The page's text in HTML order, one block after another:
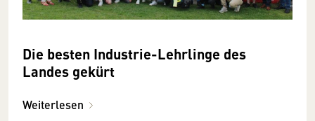
Die besten Industrie-Lehrlinge des
Landes gekürt
Weiterlesen